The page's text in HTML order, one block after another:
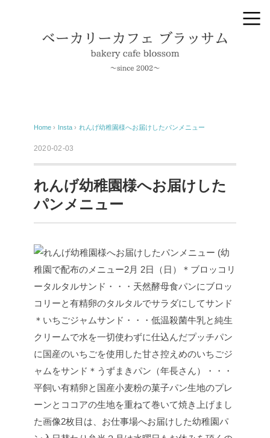
Home › Insta › れんげ幼稚園様へお届けしたパンメニュー
2020-02-03
れんげ幼稚園様へお届けした
パンメニュー